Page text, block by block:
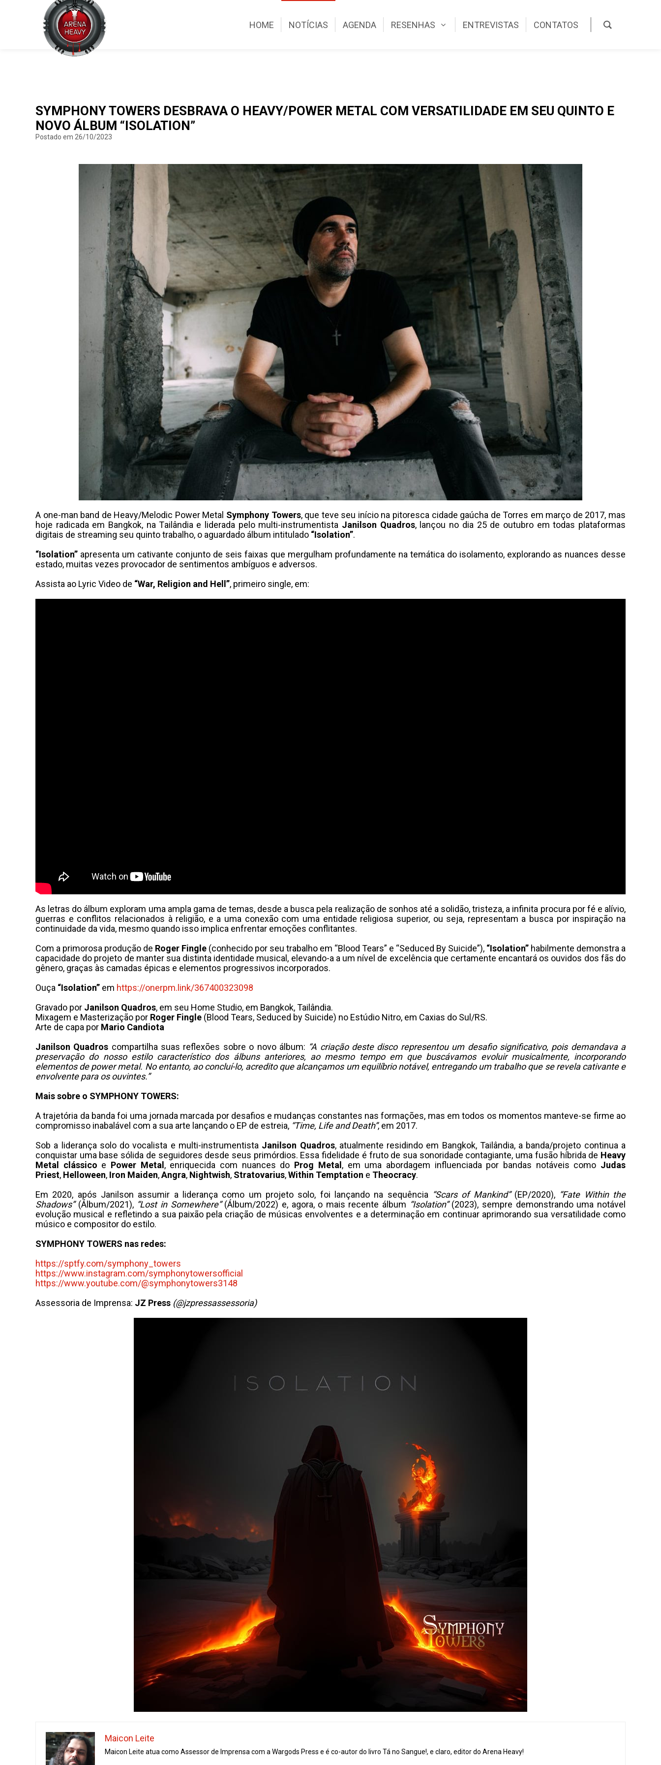
HOME NOTÍCIAS AGENDA RESENHAS ENTREVISTAS CONTATOS
SYMPHONY TOWERS DESBRAVA O HEAVY/POWER METAL COM VERSATILIDADE EM SEU QUINTO E
NOVO ÁLBUM “ISOLATION”
Postado em 26/10/2023
A one-man band de Heavy/Melodic Power Metal Symphony Towers, que teve seu início na pitoresca cidade gaúcha de Torres em março de 2017, mas
hoje radicada em Bangkok, na Tailândia e liderada pelo multi-instrumentista Janilson Quadros, lançou no dia 25 de outubro em todas plataformas
digitais de streaming seu quinto trabalho, o aguardado álbum intitulado “Isolation”.
“Isolation” apresenta um cativante conjunto de seis faixas que mergulham profundamente na temática do isolamento, explorando as nuances desse
estado, muitas vezes provocador de sentimentos ambíguos e adversos.
Assista ao Lyric Video de “War, Religion and Hell”, primeiro single, em:
As letras do álbum exploram uma ampla gama de temas, desde a busca pela realização de sonhos até a solidão, tristeza, a infinita procura por fé e alívio,
guerras e conflitos relacionados à religião, e a uma conexão com uma entidade religiosa superior, ou seja, representam a busca por inspiração na
continuidade da vida, mesmo quando isso implica enfrentar emoções conflitantes.
Com a primorosa produção de Roger Fingle (conhecido por seu trabalho em “Blood Tears” e “Seduced By Suicide”), “Isolation” habilmente demonstra a
capacidade do projeto de manter sua distinta identidade musical, elevando-a a um nível de excelência que certamente encantará os ouvidos dos fãs do
gênero, graças às camadas épicas e elementos progressivos incorporados.
Ouça “Isolation” em https://onerpm.link/367400323098
Gravado por Janilson Quadros, em seu Home Studio, em Bangkok, Tailândia.
Mixagem e Masterização por Roger Fingle (Blood Tears, Seduced by Suicide) no Estúdio Nitro, em Caxias do Sul/RS.
Arte de capa por Mario Candiota
Janilson Quadros compartilha suas reflexões sobre o novo álbum: “A criação deste disco representou um desafio significativo, pois demandava a
preservação do nosso estilo característico dos álbuns anteriores, ao mesmo tempo em que buscávamos evoluir musicalmente, incorporando
elementos de power metal. No entanto, ao concluí-lo, acredito que alcançamos um equilíbrio notável, entregando um trabalho que se revela cativante e
envolvente para os ouvintes.”
Mais sobre o SYMPHONY TOWERS:
A trajetória da banda foi uma jornada marcada por desafios e mudanças constantes nas formações, mas em todos os momentos manteve-se firme ao
compromisso inabalável com a sua arte lançando o EP de estreia, “Time, Life and Death”, em 2017.
Sob a liderança solo do vocalista e multi-instrumentista Janilson Quadros, atualmente residindo em Bangkok, Tailândia, a banda/projeto continua a
conquistar uma base sólida de seguidores desde seus primórdios. Essa fidelidade é fruto de sua sonoridade contagiante, uma fusão híbrida de Heavy
Metal clássico e Power Metal , enriquecida com nuances do Prog Metal , em uma abordagem influenciada por bandas notáveis como Judas
Priest, Helloween, Iron Maiden,Angra, Nightwish, Stratovarius,Within Temptation e Theocracy.
Em 2020, após Janilson assumir a liderança como um projeto solo, foi lançando na sequência “Scars of Mankind”(EP/2020), “Fate Within the
Shadows”(Álbum/2021), “Lost in Somewhere”(Álbum/2022) e, agora, o mais recente álbum “Isolation”(2023), sempre demonstrando uma notável
evolução musical e refletindo a sua paixão pela criação de músicas envolventes e a determinação em continuar aprimorando sua versatilidade como
músico e compositor do estilo.
SYMPHONY TOWERS nas redes:
https://sptfy.com/symphony_ towers
https://www.instagram.com/symphonytowersofficial
https://www.youtube.com/@symphonytowers3148
Assessoria de Imprensa: JZ Press (@jzpressassessoria)
Maicon Leite
Maicon Leite atua como Assessor de Imprensa com a Wargods Press e é co-autor do livro Tá no Sangue!, e claro, editor do Arena Heavy!